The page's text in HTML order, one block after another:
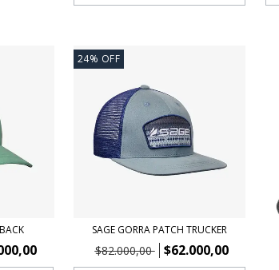
24% OFF
SAGE GORRA PATCH TRUCKER
$82.000,00 $62.000,00